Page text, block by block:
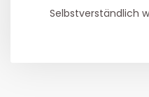
Selbstverständlich